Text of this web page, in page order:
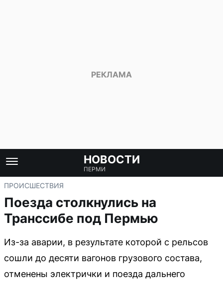
НОВОСТИ
ПЕРМИ
ПРОИСШЕСТВИЯ
Поезда столкнулись на
Транссибе под Пермью
Из-за аварии, в результате которой с рельсов
сошли до десяти вагонов грузового состава,
отменены электрички и поезда дальнего